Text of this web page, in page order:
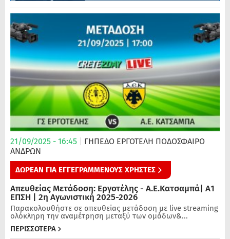
21/09/2025 - 16:45 ΓΗΠΕΔΟ ΕΡΓΟΤΕΛΗ ΠΟΔΌΣΦΑΙΡΟ
ΑΝΔΡΏΝ
ΔΩΡΕΑΝ ΓΙΑ ΕΓΓΕΓΡΑΜΜΕΝΟΥΣ ΧΡΗΣΤΕΣ
Απευθείας Μετάδοση: Εργοτέλης - Α.Ε.Κατσαμπά| Α1
ΕΠΣΗ | 2η Αγωνιστική 2025-2026
Παρακολουθήστε σε απευθείας μετάδοση με live streaming
ολόκληρη την αναμέτρηση μεταξύ των ομάδων&...
ΠΕΡΙΣΣΟΤΕΡΑ